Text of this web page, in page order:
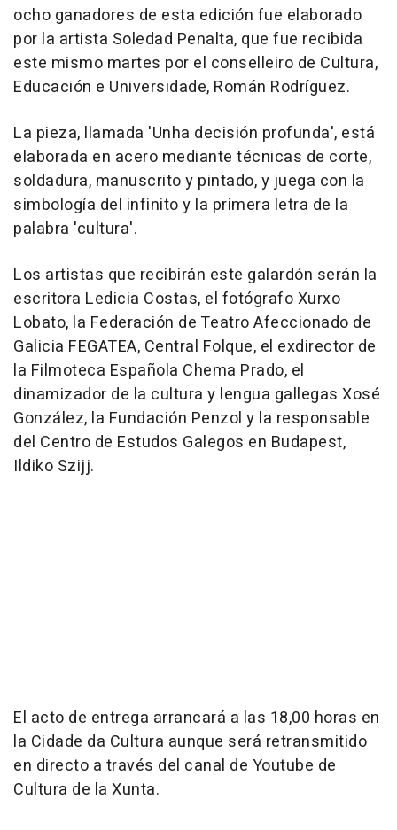
ocho ganadores de esta edición fue elaborado
por la artista Soledad Penalta, que fue recibida
este mismo martes por el conselleiro de Cultura,
Educación e Universidade, Román Rodríguez.
La pieza, llamada 'Unha decisión profunda', está
elaborada en acero mediante técnicas de corte,
soldadura, manuscrito y pintado, y juega con la
simbología del infinito y la primera letra de la
palabra 'cultura'.
Los artistas que recibirán este galardón serán la
escritora Ledicia Costas, el fotógrafo Xurxo
Lobato, la Federación de Teatro Afeccionado de
Galicia FEGATEA, Central Folque, el exdirector de
la Filmoteca Española Chema Prado, el
dinamizador de la cultura y lengua gallegas Xosé
González, la Fundación Penzol y la responsable
del Centro de Estudos Galegos en Budapest,
Ildiko Szijj.
El acto de entrega arrancará a las 18,00 horas en
la Cidade da Cultura aunque será retransmitido
en directo a través del canal de Youtube de
Cultura de la Xunta.